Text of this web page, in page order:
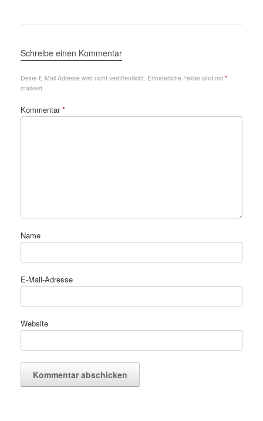
Schreibe einen Kommentar
Deine E-Mail-Adresse wird nicht veröffentlicht. Erforderliche Felder sind mit *
markiert
Kommentar*
Name
E-Mail-Adresse
Website